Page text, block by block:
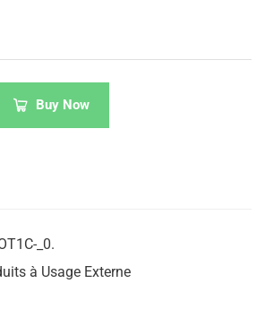
Buy Now
_0.
à Usage Externe